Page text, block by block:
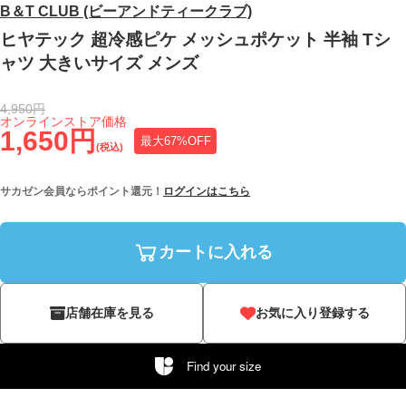
B＆T CLUB (ビーアンドティークラブ)
ヒヤテック 超冷感ピケ メッシュポケット 半袖 Tシ
ャツ 大きいサイズ メンズ
1,650円 (税込) 最大67%OFF
オンラインストア価格
4,950円
サカゼン会員ならポイント還元！ ログインはこちら
カートに入れる
店舗在庫を見る お気に入り登録する
Find your size